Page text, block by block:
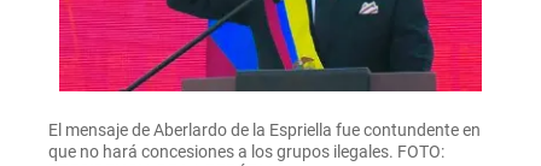
El mensaje de Aberlardo de la Espriella fue contundente en
que no hará concesiones a los grupos ilegales. FOTO: